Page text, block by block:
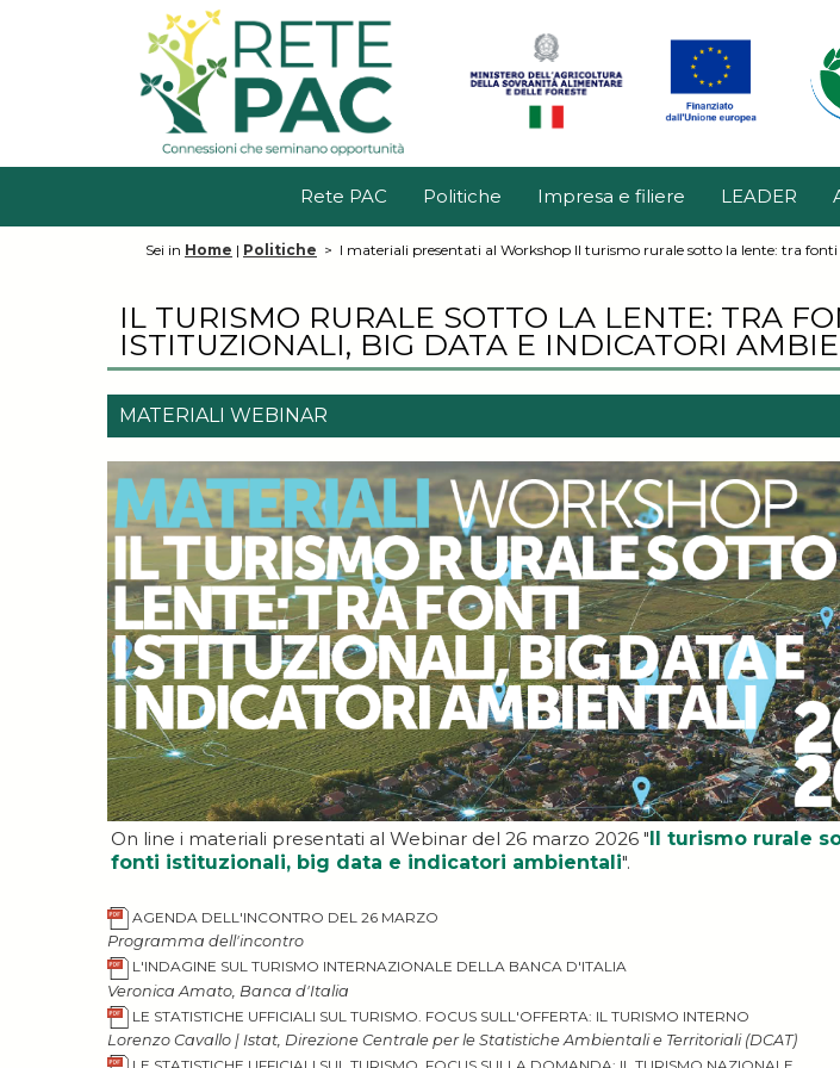
Rete PAC Politiche Impresa e filiere LEADER
Sei in Home | Politiche > I materiali presentati al Workshop Il turismo rurale sotto la lente: tra
IL TURISMO RURALE SOTTO LA LENTE: TRA
ISTITUZIONALI, BIG DATA E INDICATORI
MATERIALI WEBINAR
On line i materiali presentati al Webinar del 26 marzo 2026 "Il turismo rurale
fonti istituzionali, big data e indicatori ambientali".
AGENDA DELL'INCONTRO DEL 26 MARZO
Programma dell'incontro
L'INDAGINE SUL TURISMO INTERNAZIONALE DELLA BANCA D'ITALIA
Veronica Amato, Banca d'Italia
LE STATISTICHE UFFICIALI SUL TURISMO. FOCUS SULL'OFFERTA: IL TURISMO INTERNO
Lorenzo Cavallo | Istat, Direzione Centrale per le Statistiche Ambientali e Territoriali (DCAT)